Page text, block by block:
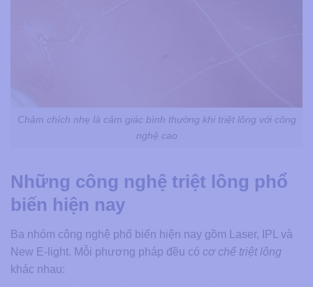
Châm chích nhẹ là cảm giác bình thường khi triệt lông với công
nghệ cao
Những công nghệ triệt lông phổ
biến hiện nay
Ba nhóm công nghệ phổ biến hiện nay gồm Laser, IPL và
New E-light. Mỗi phương pháp đều có cơ chế triệt lông
khác nhau: